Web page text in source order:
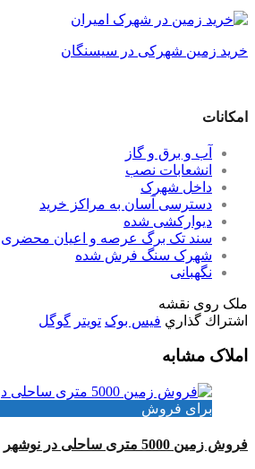
خرید زمین شهرکی در سیسنگان
امکانات
آب و برق و گاز
انشعابات نصب
داخل شهرک
دسترسی آسان به مراکز خرید
دیوارکشی شده
سند تک برگ عرصه و اعیان محضری
شهرک سنگ فرش شده
نگهبانی
ملک روی نقشه
اشتراك گذاري فیس بوک تويتر گوگل
املاک مشابه
برای فروش
فروش زمین 5000 متری ساحلی در نوشهر